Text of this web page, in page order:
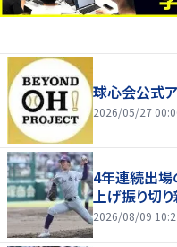
球心会公式
2026/05/27
4年連続出場
上げ振り切
2026/08/09